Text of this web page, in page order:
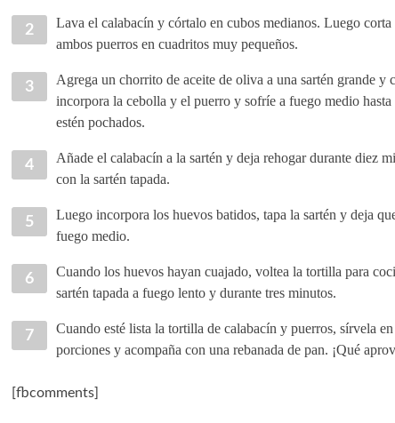
Lava el calabacín y córtalo en cubos medianos. Luego
ambos puerros en cuadritos muy pequeños.
Agrega un chorrito de aceite de oliva a una sartén grande y
incorpora la cebolla y el puerro y sofríe a fuego medio hasta
estén pochados.
Añade el calabacín a la sartén y deja rehogar durante diez
con la sartén tapada.
Luego incorpora los huevos batidos, tapa la sartén y deja
fuego medio.
Cuando los huevos hayan cuajado, voltea la tortilla para
sartén tapada a fuego lento y durante tres minutos.
Cuando esté lista la tortilla de calabacín y puerros, sírvela
porciones y acompaña con una rebanada de pan. ¡Qué
[fbcomments]